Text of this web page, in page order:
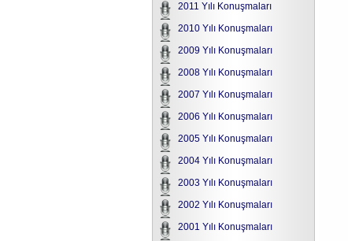
2011 Yılı Konuşmaları
2010 Yılı Konuşmaları
2009 Yılı Konuşmaları
2008 Yılı Konuşmaları
2007 Yılı Konuşmaları
2006 Yılı Konuşmaları
2005 Yılı Konuşmaları
2004 Yılı Konuşmaları
2003 Yılı Konuşmaları
2002 Yılı Konuşmaları
2001 Yılı Konuşmaları